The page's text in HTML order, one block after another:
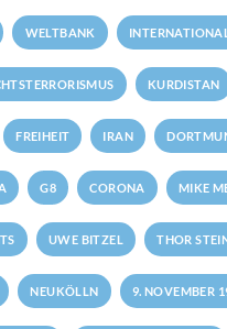
WELTBANK
KURDISTAN
FREIHEIT IRAN
G8 CORONA MIKE
UWE BITZEL THOR
NEUKÖLLN 9. NOVEMBER